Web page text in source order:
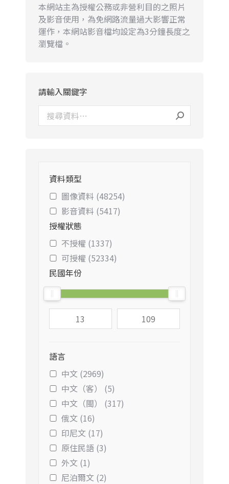
本網站主為授權公務或非營利目的之照片
及影音使用，為免網路流量過大影響正常
運作，本網站影音檔均設定為3分鐘長度之
瀏覽檔。
請輸入關鍵字
資料類型
圖像資料 (48254)
影音資料 (5417)
授權狀態
不授權 (1337)
可授權 (52334)
民國年份
語言
中文 (2969)
中文（客） (5)
中文（閩） (317)
俄文 (16)
印尼文 (17)
原住民語 (3)
外文 (1)
尼泊爾文 (2)